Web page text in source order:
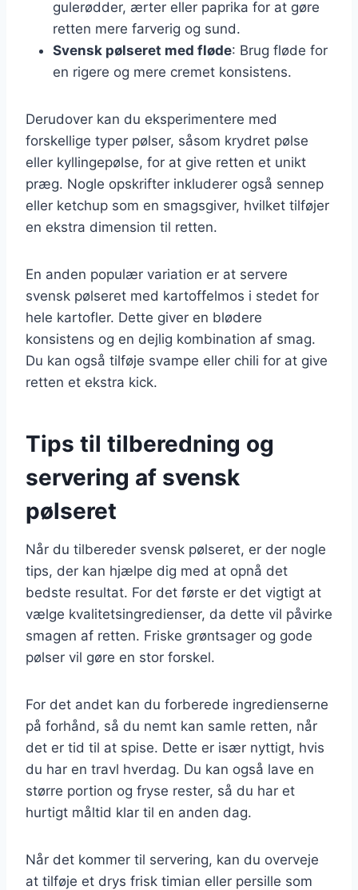
gulerødder, ærter eller paprika for at gøre
retten mere farverig og sund.
Svensk pølseret med fløde: Brug fløde for
en rigere og mere cremet konsistens.
Derudover kan du eksperimentere med
forskellige typer pølser, såsom krydret pølse
eller kyllingepølse, for at give retten et unikt
præg. Nogle opskrifter inkluderer også sennep
eller ketchup som en smagsgiver, hvilket tilføjer
en ekstra dimension til retten.
En anden populær variation er at servere
svensk pølseret med kartoffelmos i stedet for
hele kartofler. Dette giver en blødere
konsistens og en dejlig kombination af smag.
Du kan også tilføje svampe eller chili for at give
retten et ekstra kick.
Tips til tilberedning og
servering af svensk
pølseret
Når du tilbereder svensk pølseret, er der nogle
tips, der kan hjælpe dig med at opnå det
bedste resultat. For det første er det vigtigt at
vælge kvalitetsingredienser, da dette vil påvirke
smagen af retten. Friske grøntsager og gode
pølser vil gøre en stor forskel.
For det andet kan du forberede ingredienserne
på forhånd, så du nemt kan samle retten, når
det er tid til at spise. Dette er især nyttigt, hvis
du har en travl hverdag. Du kan også lave en
større portion og fryse rester, så du har et
hurtigt måltid klar til en anden dag.
Når det kommer til servering, kan du overveje
at tilføje et drys frisk timian eller persille som